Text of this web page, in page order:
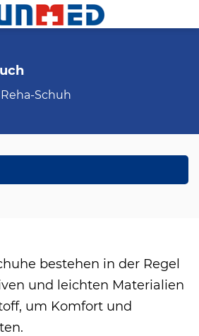
Reha-Schuh
bestehen in der Regel
und leichten Materialien
um Komfort und